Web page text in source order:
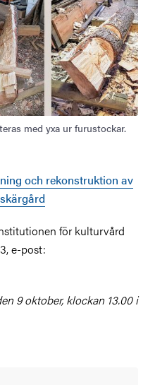
med yxa ur furustockar.
och rekonstruktion av
för kulturvård
e-post:
9 oktober, klockan 13.00 i